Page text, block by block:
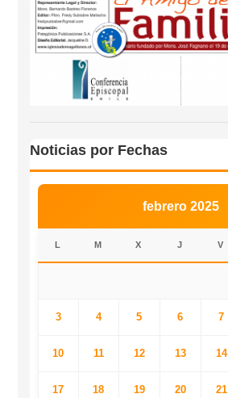
Noticias por Fechas
febrero 2025
L M X J V
3 4 5 6 7
10 11 12 13 14
17 18 19 20 21